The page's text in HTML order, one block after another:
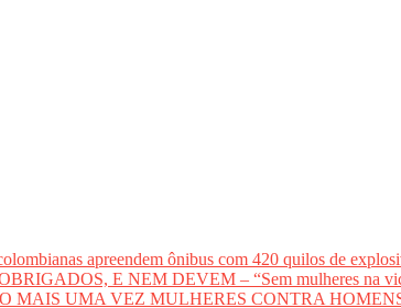
apreendem ônibus com 420 quilos de
E NEM DEVEM – “Sem mulheres na
MAIS UMA VEZ MULHERES CONTRA